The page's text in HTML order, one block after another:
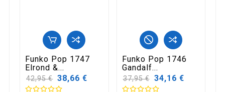
Funko Pop 1747
Elrond &...
Precio
base
42,95 € 38,66 €
Funko Pop 1746
Gandalf...
Precio
base
37,95 € 34,16 €